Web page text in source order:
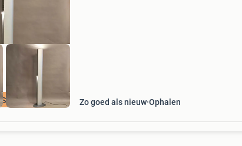
Zo goed als nieuw Ophalen